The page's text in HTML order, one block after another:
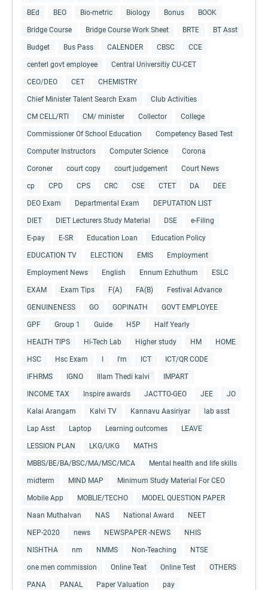
BEd BEO Bio-metric Biology Bonus BOOK
Bridge Course Bridge Course Work Sheet BRTE BT Asst
Budget Bus Pass CALENDER CBSC CCE
centerl govt employee Central Universitiy CU-CET
CEO/DEO CET CHEMISTRY
Chief Minister Talent Search Exam Club Activities
CM CELL/RTI CM/ minister Collector College
Commissioner Of School Education Competency Based Test
Computer Instructors Computer Science Corona
Coroner court copy court judgement Court News
cp CPD CPS CRC CSE CTET DA DEE
DEO Exam Departmental Exam DEPUTATION LIST
DIET DIET Lecturers Study Material DSE e-Filing
E-pay E-SR Education Loan Education Policy
EDUCATION TV ELECTION EMIS Employment
Employment News English Ennum Ezhuthum ESLC
EXAM Exam Tips F(A) FA(B) Festival Advance
GENUINENESS GO GOPINATH GOVT EMPLOYEE
GPF Group 1 Guide H5P Half Yearly
HEALTH TIPS Hi-Tech Lab Higher study HM HOME
HSC Hsc Exam I I'm ICT ICT/QR CODE
IFHRMS IGNO Illam Thedi kalvi IMPART
INCOME TAX Inspire awards JACTTO-GEO JEE JO
Kalai Arangam Kalvi TV Kannavu Aasiriyar lab asst
Lap Asst Laptop Learning outcomes LEAVE
LESSION PLAN LKG/UKG MATHS
MBBS/BE/BA/BSC/MA/MSC/MCA Mental health and life skills
midterm MIND MAP Minimum Study Material For CEO
Mobile App MOBLIE/TECHO MODEL QUESTION PAPER
Naan Muthalvan NAS National Award NEET
NEP-2020 news NEWSPAPER -NEWS NHIS
NISHTHA nm NMMS Non-Teaching NTSE
one men commission Online Teat Online Test OTHERS
PANA PANAL Paper Valuation pay